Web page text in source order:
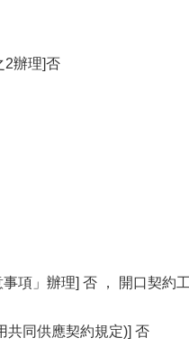
2辦理]否
項」辦理] 否 ， 開口契約
共同供應契約規定)] 否